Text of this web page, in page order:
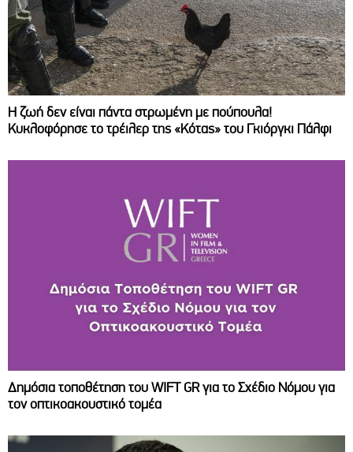
Η ζωή δεν είναι πάντα στρωμένη με πούπουλα!
Κυκλοφόρησε το τρέιλερ της «Κότας» του Γκιόργκι Πάλφι
Δημόσια τοποθέτηση του WIFT GR για το Σχέδιο Νόμου για
τον οπτικοακουστικό τομέα